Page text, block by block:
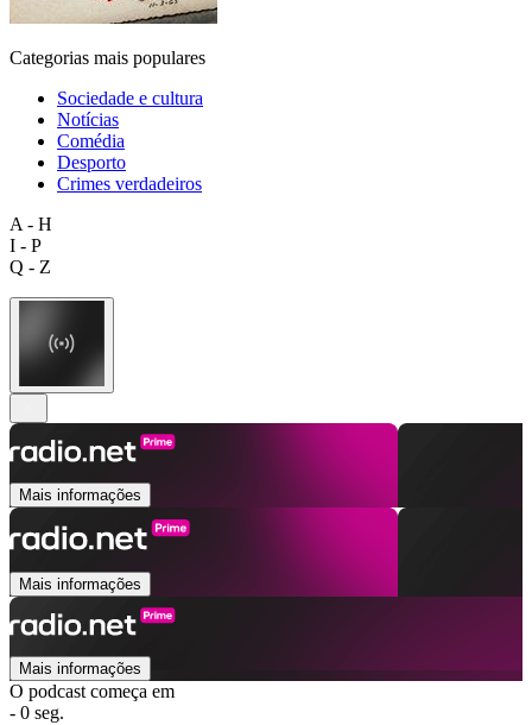
Categorias mais populares
Sociedade e cultura
Notícias
Comédia
Desporto
Crimes verdadeiros
A - H
I - P
Q - Z
Mais informações
Mais informações
Mais informações
O podcast começa em
- 0 seg.